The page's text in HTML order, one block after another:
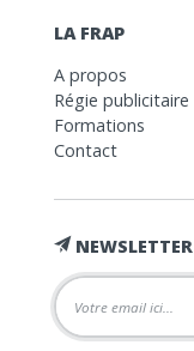
LA FRAP
A propos
Régie publicitaire
Formations
Contact
NEWSLETTER